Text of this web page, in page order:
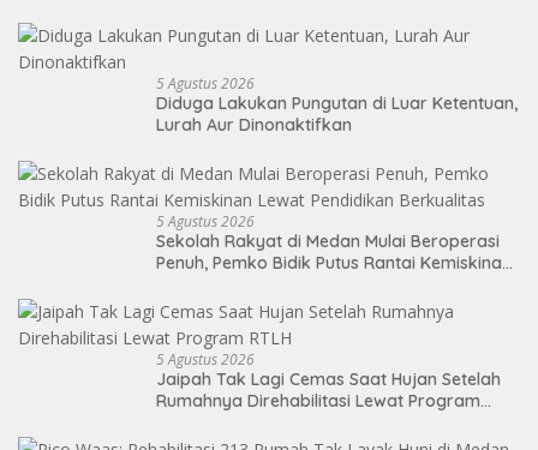
5 Agustus 2026
Diduga Lakukan Pungutan di Luar Ketentuan,
Lurah Aur Dinonaktifkan
5 Agustus 2026
Sekolah Rakyat di Medan Mulai Beroperasi
Penuh, Pemko Bidik Putus Rantai Kemiskinan
5 Agustus 2026
Jaipah Tak Lagi Cemas Saat Hujan Setelah
Rumahnya Direhabilitasi Lewat Program